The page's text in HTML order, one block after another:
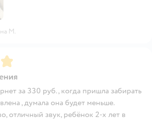
М.
за 330 руб., когда пришла забирать
, думала она будет меньше.
отличный звук, ребёнок 2-х лет в